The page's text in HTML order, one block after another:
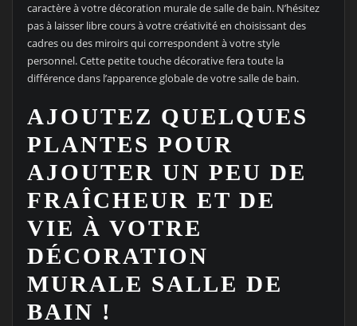
caractère à votre décoration murale de salle de bain. N’hésitez
pas à laisser libre cours à votre créativité en choisissant des
cadres ou des miroirs qui correspondent à votre style
personnel. Cette petite touche décorative fera toute la
différence dans l’apparence globale de votre salle de bain.
AJOUTEZ QUELQUES
PLANTES POUR
AJOUTER UN PEU DE
FRAÎCHEUR ET DE
VIE À VOTRE
DÉCORATION
MURALE SALLE DE
BAIN !